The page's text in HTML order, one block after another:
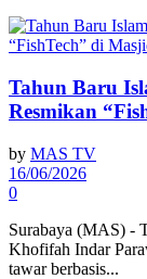
Tahun Baru
Resmikan
by MAS TV
16/06/2026
0
Surabaya (MAS) -
Khofifah Indar
tawar berbasis...